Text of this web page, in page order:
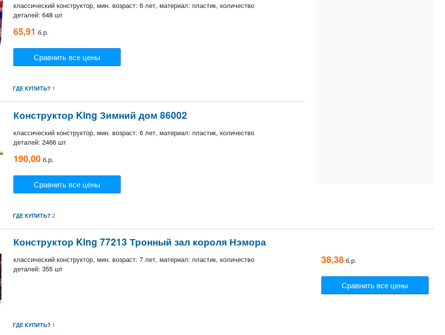
классический конструктор, мин. возраст: 6 лет, материал: пластик, количество
деталей: 648 шт
65,91 б.р.
Сравнить все цены
ГДЕ КУПИТЬ? 1
Конструктор King Зимний дом 86002
классический конструктор, мин. возраст: 6 лет, материал: пластик, количество
деталей: 2466 шт
190,00 б.р.
Сравнить все цены
ГДЕ КУПИТЬ? 2
Конструктор King 77213 Тронный зал короля Нэмора
классический конструктор, мин. возраст: 7 лет, материал: пластик, количество
деталей: 355 шт
38,38 б.р.
Сравнить все цены
ГДЕ КУПИТЬ? 1